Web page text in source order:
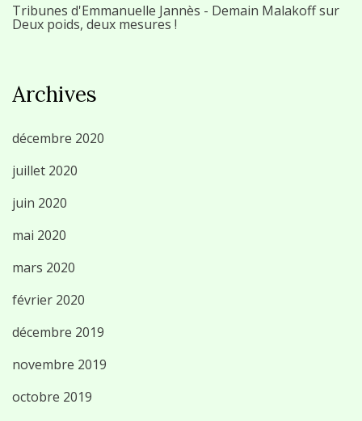
Tribunes d'Emmanuelle Jannès - Demain Malakoffsur
Deux poids, deux mesures !
Archives
décembre 2020
juillet 2020
juin 2020
mai 2020
mars 2020
février 2020
décembre 2019
novembre 2019
octobre 2019